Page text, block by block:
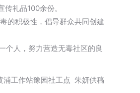
礼品100余份。
的积极性，倡导群众共同创建
个人，努力营造无毒社区的良
朱妍供稿